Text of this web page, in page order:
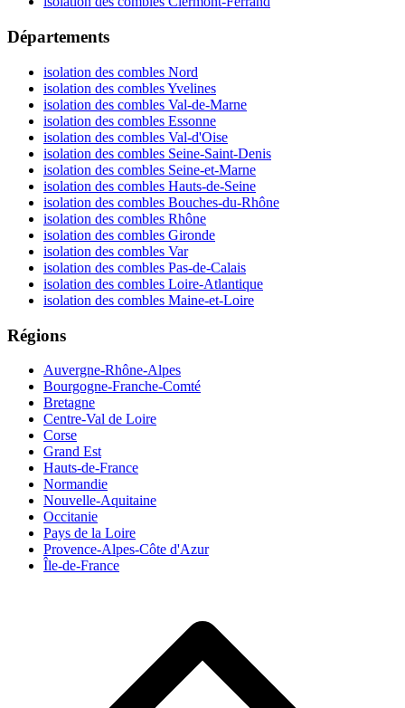
Départements
isolation des combles Nord
isolation des combles Yvelines
isolation des combles Val-de-Marne
isolation des combles Essonne
isolation des combles Val-d'Oise
isolation des combles Seine-Saint-Denis
isolation des combles Seine-et-Marne
isolation des combles Hauts-de-Seine
isolation des combles Bouches-du-Rhône
isolation des combles Rhône
isolation des combles Gironde
isolation des combles Var
isolation des combles Pas-de-Calais
isolation des combles Loire-Atlantique
isolation des combles Maine-et-Loire
Régions
Auvergne-Rhône-Alpes
Bourgogne-Franche-Comté
Bretagne
Centre-Val de Loire
Corse
Grand Est
Hauts-de-France
Normandie
Nouvelle-Aquitaine
Occitanie
Pays de la Loire
Provence-Alpes-Côte d'Azur
Île-de-France